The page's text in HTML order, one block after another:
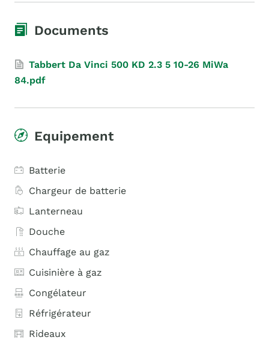
Documents
Tabbert Da Vinci 500 KD 2.3 5 10-26 MiWa
84.pdf
Equipement
Batterie
Chargeur de batterie
Lanterneau
Douche
Chauffage au gaz
Cuisinière à gaz
Congélateur
Réfrigérateur
Rideaux